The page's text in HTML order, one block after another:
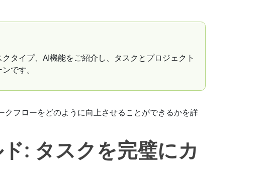
タイプ、AI機能をご紹介し、タスクとプロジェクト
です。
クフローをどのように向上させることができるかを詳
: タスクを完璧にカ